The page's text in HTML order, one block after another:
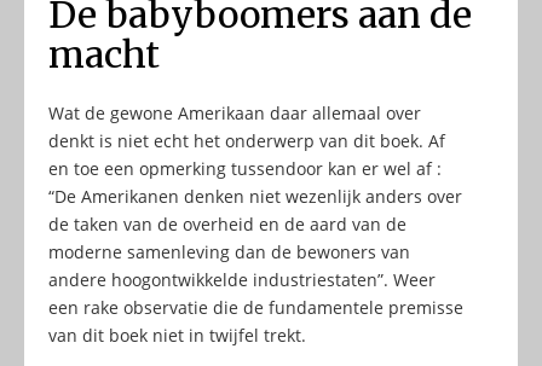
De babyboomers aan de
macht
Wat de gewone Amerikaan daar allemaal over
denkt is niet echt het onderwerp van dit boek. Af
en toe een opmerking tussendoor kan er wel af :
“De Amerikanen denken niet wezenlijk anders over
de taken van de overheid en de aard van de
moderne samenleving dan de bewoners van
andere hoogontwikkelde industriestaten”. Weer
een rake observatie die de fundamentele premisse
van dit boek niet in twijfel trekt.